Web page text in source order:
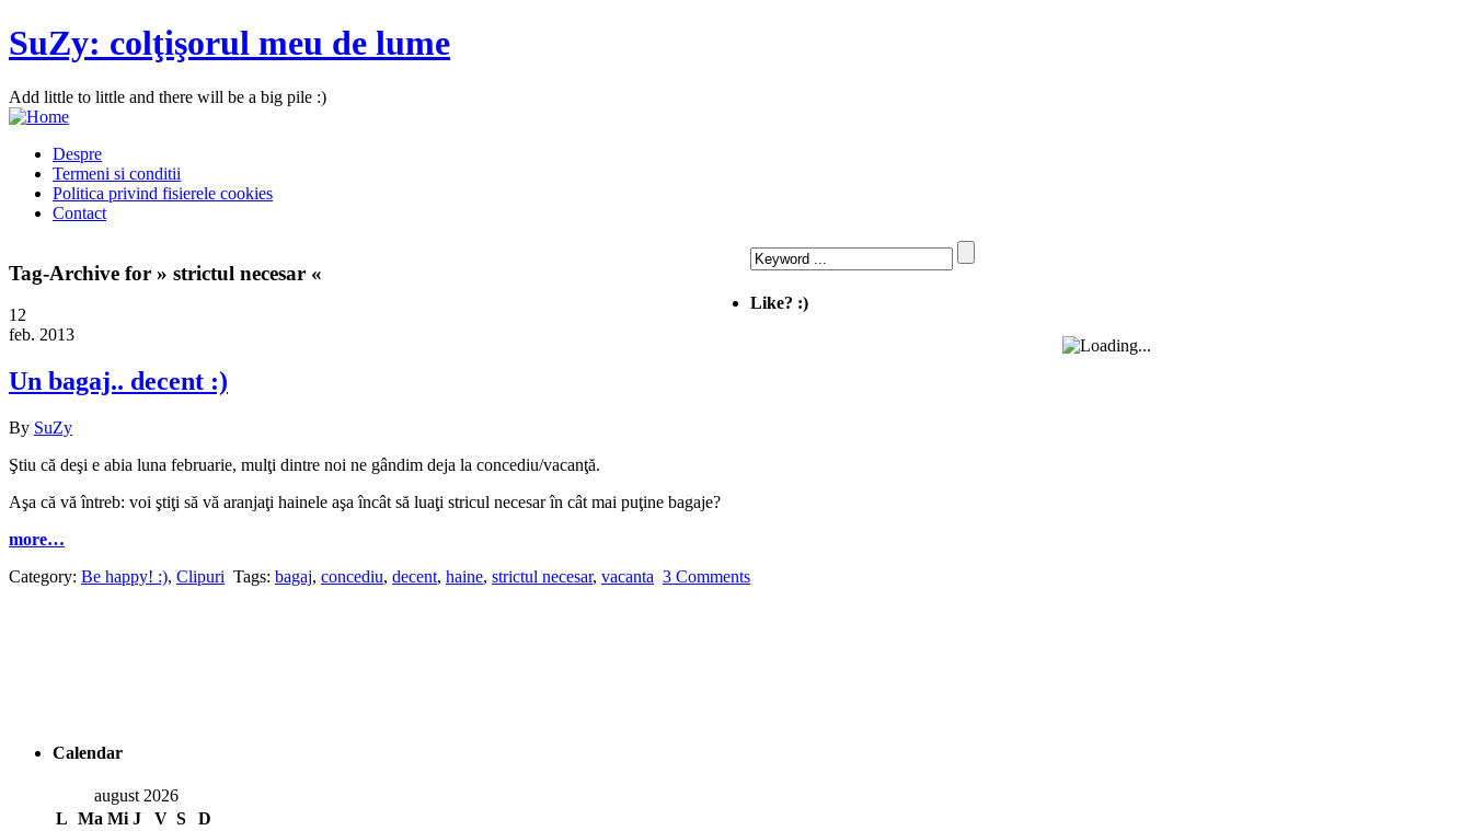
SuZy: colţişorul meu de lume
Add little to little and there will be a big pile :)
Despre
Termeni si conditii
Politica privind fisierele cookies
Contact
Tag-Archive for » strictul necesar «
12
feb. 2013
Un bagaj.. decent :)
By SuZy
Ştiu că deşi e abia luna februarie, mulţi dintre noi ne gândim deja la concediu/vacanţă.
Aşa că vă întreb: voi ştiţi să vă aranjaţi hainele aşa încât să luaţi stricul necesar în cât mai puţine bagaje?
more…
Category: Be happy! :), Clipuri Tags: bagaj, concediu, decent, haine, strictul necesar, vacanta 3 Comments
Like? :)
Calendar
august 2026
L Ma Mi J V S
D